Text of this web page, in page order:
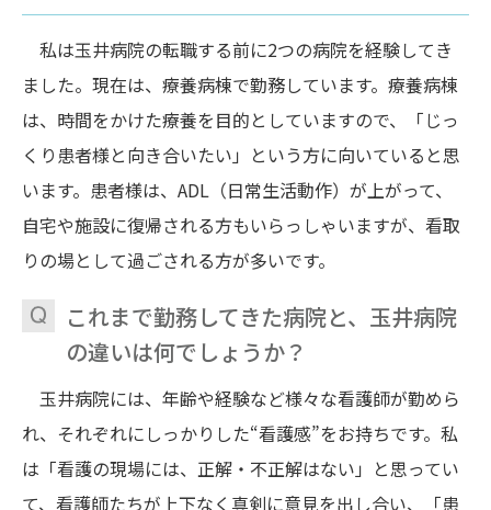
私は玉井病院の転職する前に2つの病院を経験してき
ました。現在は、療養病棟で勤務しています。療養病棟
は、時間をかけた療養を目的としていますので、「じっ
くり患者様と向き合いたい」という方に向いていると思
います。患者様は、ADL（日常生活動作）が上がって、
自宅や施設に復帰される方もいらっしゃいますが、看取
りの場として過ごされる方が多いです。
これまで勤務してきた病院と、玉井病院
の違いは何でしょうか？
玉井病院には、年齢や経験など様々な看護師が勤めら
れ、それぞれにしっかりした“看護感”をお持ちです。私
は「看護の現場には、正解・不正解はない」と思ってい
て、看護師たちが上下なく真剣に意見を出し合い、「患